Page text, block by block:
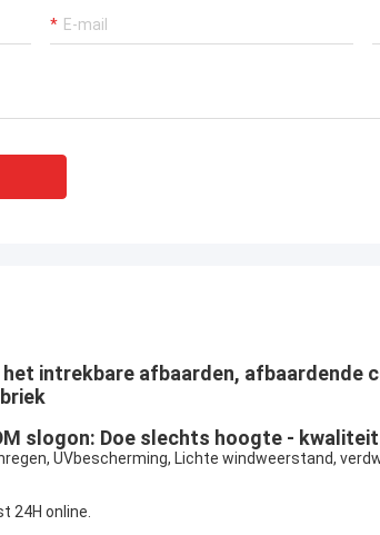
intrekbare afbaarden, afbaardende
slogon: Doe slechts hoogte -
UVbescherming, Lichte windweerstand,
24H online.